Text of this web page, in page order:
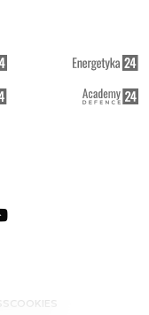
COOKIES